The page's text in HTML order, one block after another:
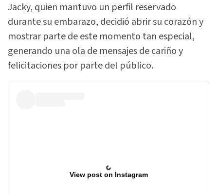
Jacky, quien mantuvo un perfil reservado
durante su embarazo, decidió abrir su corazón y
mostrar parte de este momento tan especial,
generando una ola de mensajes de cariño y
felicitaciones por parte del público.
View post on Instagram